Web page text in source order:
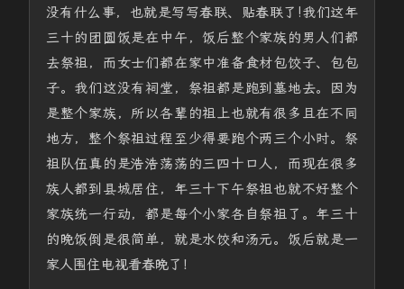
没有什么事，也就是写写春联、贴春联了!我们这年
三十的团圆饭是在中午，饭后整个家族的男人们都
去祭祖，而女士们都在家中准备食材包饺子、包包
子。我们这没有祠堂，祭祖都是跑到墓地去。因为
是整个家族，所以各辈的祖上也就有很多且在不同
地方，整个祭祖过程至少得要跑个两三个小时。祭
祖队伍真的是浩浩荡荡的三四十口人，而现在很多
族人都到县城居住，年三十下午祭祖也就不好整个
家族统一行动，都是每个小家各自祭祖了。年三十
的晚饭倒是很简单，就是水饺和汤元。饭后就是一
家人围住电视看春晚了！